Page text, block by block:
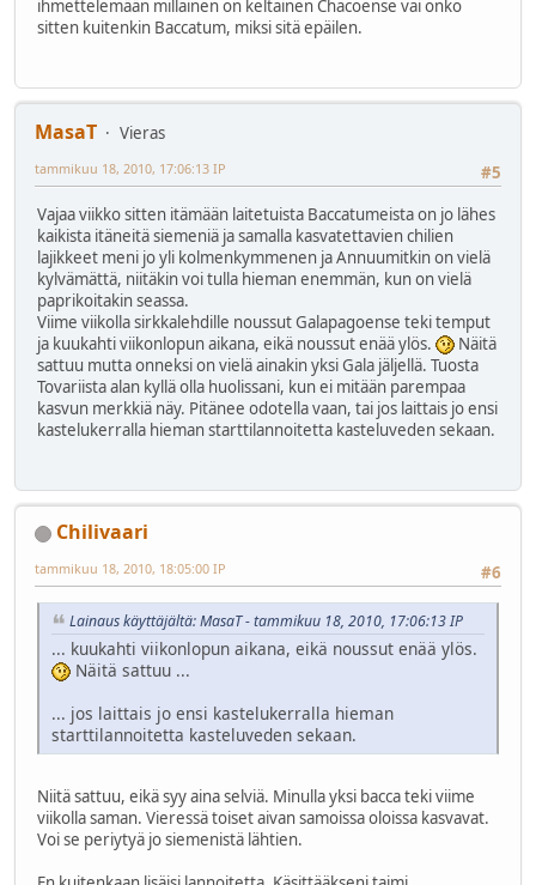
ihmettelemään millainen on keltainen Chacoense vai onko
sitten kuitenkin Baccatum, miksi sitä epäilen.
MasaT
Vieras
#5
tammikuu 18, 2010, 17:06:13 IP
Vajaa viikko sitten itämään laitetuista Baccatumeista on jo lähes
kaikista itäneitä siemeniä ja samalla kasvatettavien chilien
lajikkeet meni jo yli kolmenkymmenen ja Annuumitkin on vielä
kylvämättä, niitäkin voi tulla hieman enemmän, kun on vielä
paprikoitakin seassa.
Viime viikolla sirkkalehdille noussut Galapagoense teki temput
ja kuukahti viikonlopun aikana, eikä noussut enää ylös.
Näitä
sattuu mutta onneksi on vielä ainakin yksi Gala jäljellä. Tuosta
Tovariista alan kyllä olla huolissani, kun ei mitään parempaa
kasvun merkkiä näy. Pitänee odotella vaan, tai jos laittais jo ensi
kastelukerralla hieman starttilannoitetta kasteluveden sekaan.
Chilivaari
#6
tammikuu 18, 2010, 18:05:00 IP
Lainaus käyttäjältä: MasaT - tammikuu 18, 2010, 17:06:13 IP
... kuukahti viikonlopun aikana, eikä noussut enää ylös.
Näitä sattuu ...
... jos laittais jo ensi kastelukerralla hieman
starttilannoitetta kasteluveden sekaan.
Niitä sattuu, eikä syy aina selviä. Minulla yksi bacca teki viime
viikolla saman. Vieressä toiset aivan samoissa oloissa kasvavat.
Voi se periytyä jo siemenistä lähtien.